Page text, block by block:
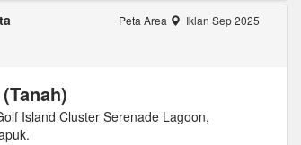
Peta Area Iklan Sep 2025
Island Cluster Serenade Lagoon,